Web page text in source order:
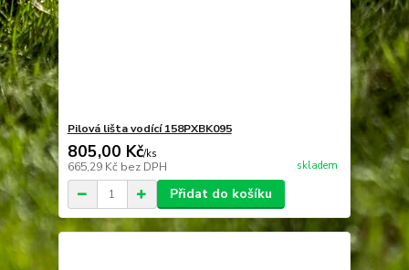
Pilová lišta vodící 158PXBK095
805,00 Kč/ks
665,29 Kč bez DPH skladem
Přidat do košíku